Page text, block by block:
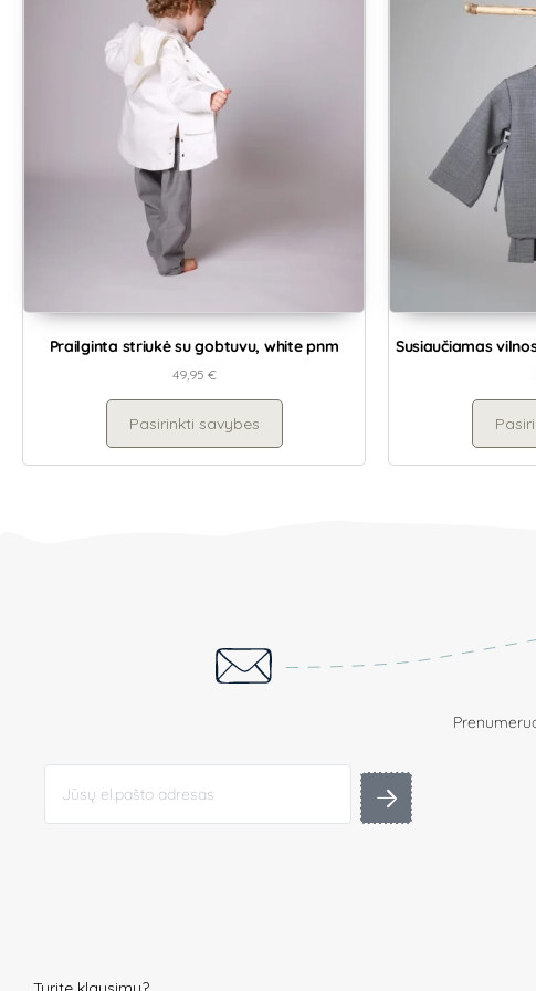
Prailginta striukė su gobtuvu, white pnm
49,95 €
Pasirinkti savybes
Susiaučiamas